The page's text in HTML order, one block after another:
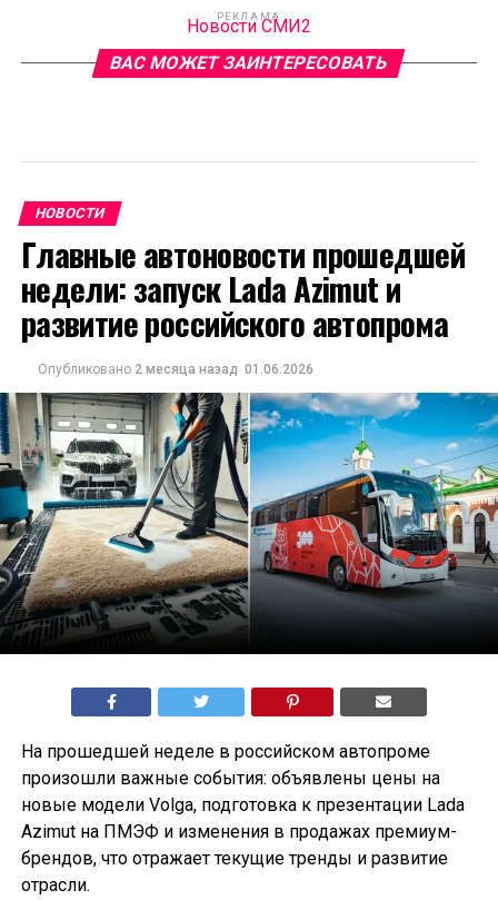
РЕКЛАМА
Новости СМИ2
ВАС МОЖЕТ ЗАИНТЕРЕСОВАТЬ
НОВОСТИ
Главные автоновости прошедшей
недели: запуск Lada Azimut и
развитие российского автопрома
Опубликовано 2 месяца назад 01.06.2026
На прошедшей неделе в российском автопроме
произошли важные события: объявлены цены на
новые модели Volga, подготовка к презентации Lada
Azimut на ПМЭФ и изменения в продажах премиум-
брендов, что отражает текущие тренды и развитие
отрасли.